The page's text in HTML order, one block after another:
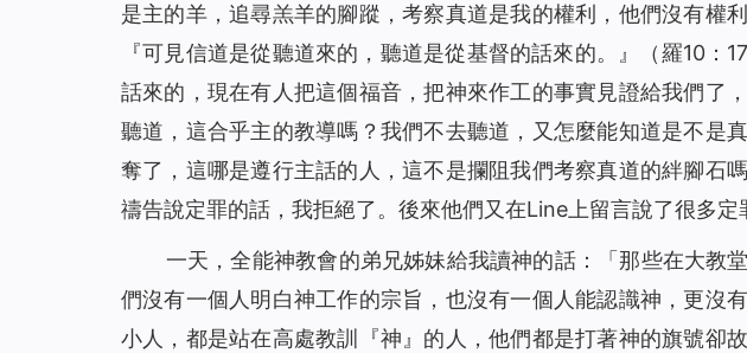
是主的羊，追尋羔羊的腳蹤，考察真道是我的權利，他們沒有權
『可見信道是從聽道來的，聽道是從基督的話來的。』（羅10：
話來的，現在有人把這個福音，把神來作工的事實見證給我們了
聽道，這合乎主的教導嗎？我們不去聽道，又怎麼能知道是不是
奪了，這哪是遵行主話的人，這不是攔阻我們考察真道的絆腳石
禱告說定罪的話，我拒絕了。後來他們又在Line上留言說了很多定
一天，全能神教會的弟兄姊妹給我讀神的話： 「那些在大教
們沒有一個人明白神工作的宗旨，也沒有一個人能認識神，更沒
小人，都是站在高處教訓『神』的人，他們都是打著神的旗號卻